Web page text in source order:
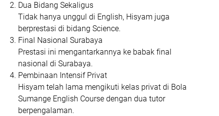
Dua Bidang Sekaligus
Tidak hanya unggul di English, Hisyam juga
berprestasi di bidang Science.
Final Nasional Surabaya
Prestasi ini mengantarkannya ke babak final
nasional di Surabaya.
Pembinaan Intensif Privat
Hisyam telah lama mengikuti kelas privat di Bola
Sumange English Course dengan dua tutor
berpengalaman.